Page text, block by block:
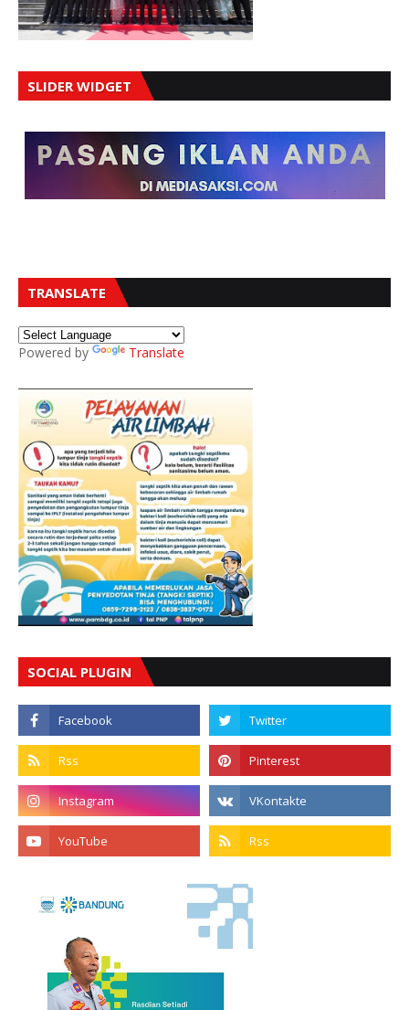
SLIDER WIDGET
TRANSLATE
Powered by Translate
SOCIAL PLUGIN